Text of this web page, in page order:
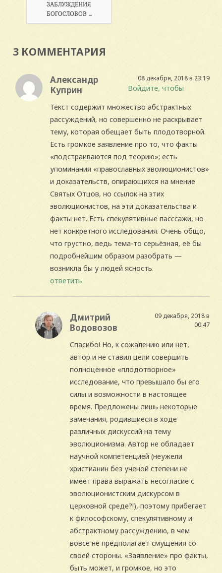
ЗАБЛУЖДЕНИЯ
БОГОСЛОВОВ ...
3 КОММЕНТАРИЯ
Александр
Куприн
08 декабря, 2018 в 23:19
Текст содержит множество абстрактных
рассуждений, но совершенно не раскрывает
тему, которая обещает быть плодотворной.
Есть громкое заявление про то, что факты
«подстраиваются под теорию»; есть
упоминания «православных эволюционистов»
и доказательств, опирающихся на мнение
Святых Отцов, но ссылок на этих
эволюционистов, на эти доказательства и
факты нет. Есть спекулятивные пасссажи, но
нет конкретного исследования. Очень общо,
что грустно, ведь тема-то серьёзная, её бы
подробнейшим образом разобрать —
возникла бы у людей ясность.
Войдите, чтобы
ответить
Дмитрий
Водовозов
09 декабря, 2018 в
00:47
Спасибо! Но, к сожалению или нет,
автор и не ставил цели совершить
полноценное «плодотворное»
исследование, что превышало бы его
силы и возможности в настоящее
время. Предложены лишь некоторые
замечания, родившиеся в ходе
различных дискуссий на тему
эволюционизма. Автор не обладает
научной компетенцией (неужели
христианин без ученой степени не
имеет права выражать несогласие с
эволюционистским дискурсом в
церковной среде?!), поэтому прибегает
к философскому, спекулятивному и
абстрактному рассуждению, в чем
вовсе не предполагает смущения со
своей стороны. «Заявление» про факты,
быть может, и громкое, но это